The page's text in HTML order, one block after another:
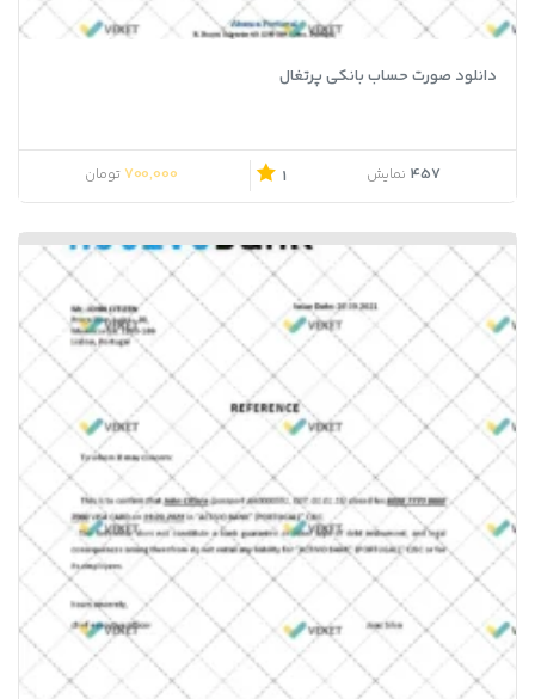
دانلود صورت حساب بانکی پرتغال
457 نمایش 1
700,000 تومان